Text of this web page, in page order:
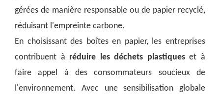
gérées de manière responsable ou de papier recyclé,
réduisant l'empreinte carbone.
En choisissant des boîtes en papier, les entreprises
contribuent à réduire les déchets plastiqueset à
faire appel à des consommateurs soucieux de
l'environnement. Avec une sensibilisation globale